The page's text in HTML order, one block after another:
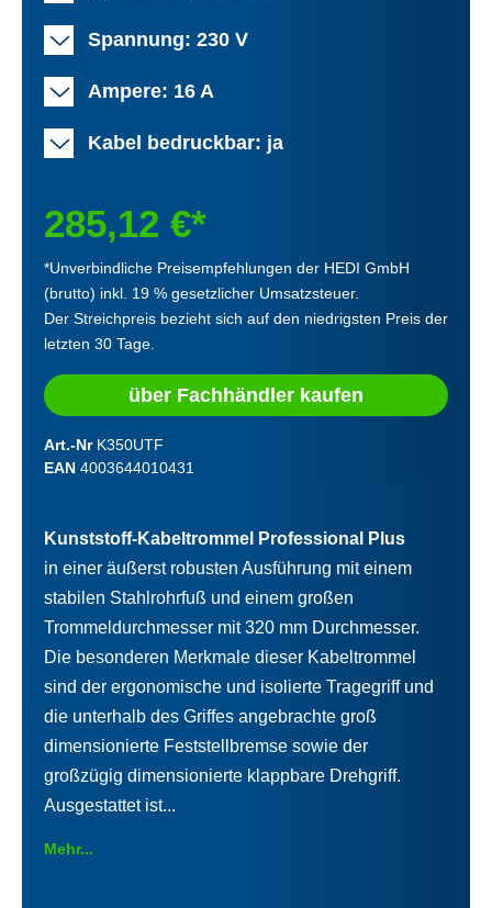
Spannung: 230 V
Ampere: 16 A
Kabel bedruckbar: ja
285,12 €*
*Unverbindliche Preisempfehlungen der HEDI GmbH
(brutto) inkl. 19 % gesetzlicher Umsatzsteuer.
Der Streichpreis bezieht sich auf den niedrigsten Preis der
letzten 30 Tage.
über Fachhändler kaufen
Art.-Nr K350UTF
EAN 4003644010431
Kunststoff-Kabeltrommel Professional Plus
in einer äußerst robusten Ausführung mit einem
stabilen Stahlrohrfuß und einem großen
Trommeldurchmesser mit 320 mm Durchmesser.
Die besonderen Merkmale dieser Kabeltrommel
sind der ergonomische und isolierte Tragegriff und
die unterhalb des Griffes angebrachte groß
dimensionierte Feststellbremse sowie der
großzügig dimensionierte klappbare Drehgriff.
Ausgestattet ist...
Mehr...